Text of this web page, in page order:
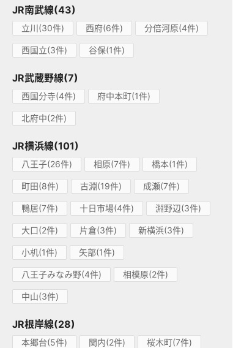
JR南武線(43)
立川(30件) 西府(6件) 分倍河原(4件)
西国立(3件) 谷保(1件)
JR武蔵野線(7)
西国分寺(4件) 府中本町(1件)
北府中(2件)
JR横浜線(101)
八王子(26件) 相原(7件) 橋本(1件)
町田(8件) 古淵(19件) 成瀬(7件)
鴨居(7件) 十日市場(4件) 淵野辺(3件)
大口(2件) 片倉(3件) 新横浜(3件)
小机(1件) 矢部(1件)
八王子みなみ野(4件) 相模原(2件)
中山(3件)
JR根岸線(28)
本郷台(5件) 関内(2件) 桜木町(7件)